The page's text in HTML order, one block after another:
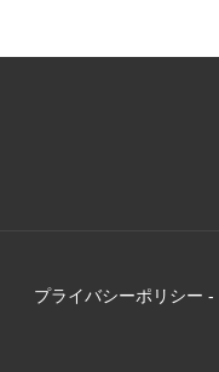
プライバシーポリシー -